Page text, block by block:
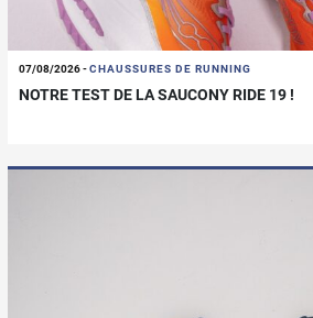
07/08/2026-CHAUSSURES DE RUNNING
NOTRE TEST DE LA SAUCONY RIDE 19 !